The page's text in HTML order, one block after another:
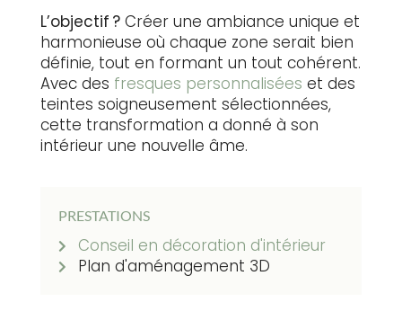
L’objectif ?Créer une ambiance unique et
harmonieuse où chaque zone serait bien
définie, tout en formant un tout cohérent.
Avec des fresques personnalisées et des
teintes soigneusement sélectionnées,
cette transformation a donné à son
intérieur une nouvelle âme.
PRESTATIONS
Conseil en décoration d'intérieur
Plan d'aménagement 3D